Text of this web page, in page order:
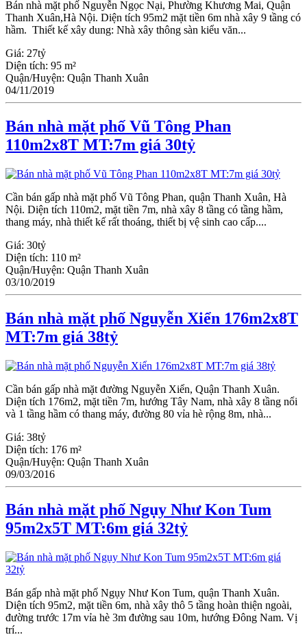
Bán nhà mặt phố Nguyễn Ngọc Nại, Phường Khương Mai, Quận
Thanh Xuân,Hà Nội. Diện tích 95m2 mặt tiền 6m nhà xây 9 tầng có
hầm. Thiết kế xây dung: Nhà xây thông sàn kiểu văn...
Giá: 27tỷ
Diện tích: 95 m²
Quận/Huyện: Quận Thanh Xuân
04/11/2019
Bán nhà mặt phố Vũ Tông Phan
110m2x8T MT:7m giá 30tỷ
Cần bán gấp nhà mặt phố Vũ Tông Phan, quận Thanh Xuân, Hà
Nội. Diện tích 110m2, mặt tiền 7m, nhà xây 8 tầng có tầng hầm,
thang máy, nhà thiết kế rất thoáng, thiết bị vệ sinh cao cấp....
Giá: 30tỷ
Diện tích: 110 m²
Quận/Huyện: Quận Thanh Xuân
03/10/2019
Bán nhà mặt phố Nguyễn Xiển 176m2x8T
MT:7m giá 38tỷ
Cần bán gấp nhà mặt đường Nguyễn Xiển, Quận Thanh Xuân.
Diện tích 176m2, mặt tiền 7m, hướng Tây Nam, nhà xây 8 tầng nổi
và 1 tầng hầm có thang máy, đường 80 vỉa hè rộng 8m, nhà...
Giá: 38tỷ
Diện tích: 176 m²
Quận/Huyện: Quận Thanh Xuân
09/03/2016
Bán nhà mặt phố Ngụy Như Kon Tum
95m2x5T MT:6m giá 32tỷ
Bán gấp nhà mặt phố Ngụy Như Kon Tum, quận Thanh Xuân.
Diện tích 95m2, mặt tiền 6m, nhà xây thô 5 tầng hoàn thiện ngoài,
đường trước 17m vỉa hè 3m đường sau 10m, hướng Đông Nam. Vị
trí...